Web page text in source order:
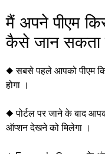
मैं अपने पीएम
कैसे जान सकता
◆ सबसे पहले आपको पीएम
होगा ।
◆ पोर्टल पर जाने के बाद
ऑप्शन देखने को मिलेगा ।